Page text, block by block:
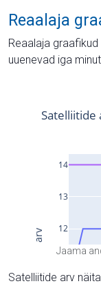
Reaalaja
Reaalaja
uuenevad iga minut.
Jaama
Satelliitide arv